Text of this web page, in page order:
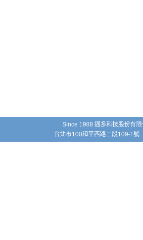
Since 1988 邁多科技股份
台北市100和平西路二段109-1號